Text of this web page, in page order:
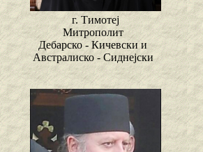
г. Тимотеј
Митрополит
Дебарско - Кичевски и
Австралиско - Сиднејски